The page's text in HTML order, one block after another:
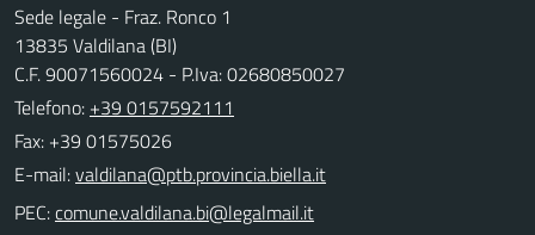
Sede legale - Fraz. Ronco 1
13835 Valdilana (BI)
C.F. 90071560024 - P.Iva: 02680850027
Telefono: +39 0157592111
Fax: +39 01575026
E-mail:
PEC: